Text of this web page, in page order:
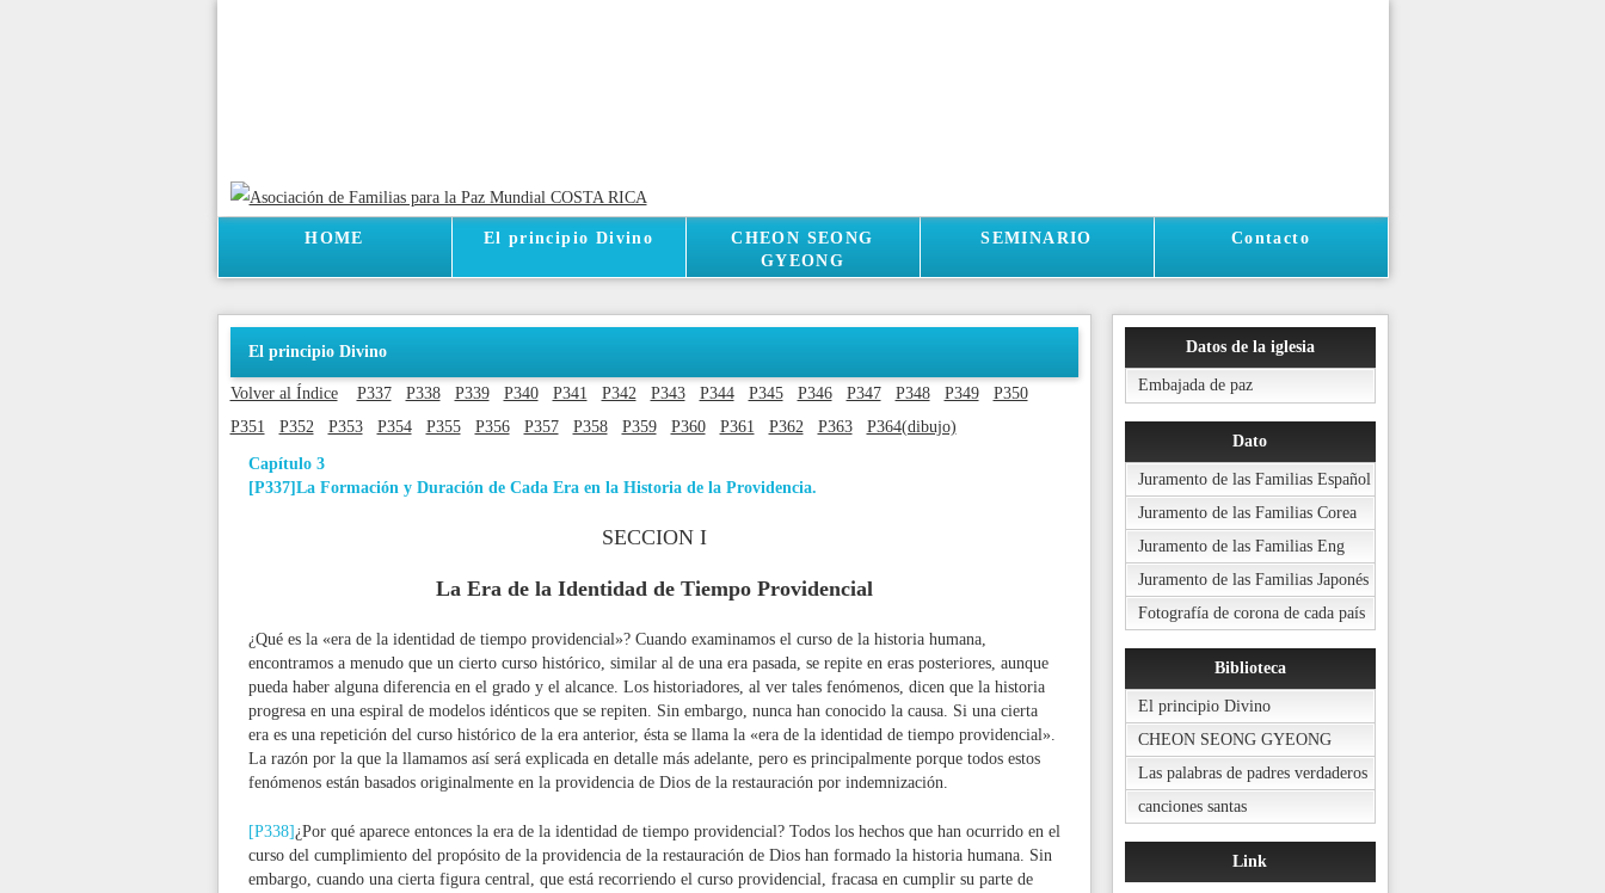
HOME El principio Divino
CHEON SEONG
GYEONG
SEMINARIO Contacto
El principio Divino
Volver al Índice P337 P338 P339 P340 P341 P342 P343 P344 P345 P346 P347 P348 P349
P350
P351
P352 P353 P354 P355 P356 P357 P358 P359 P360 P361 P362 P363 P364(dibujo)
Capítulo 3
[P337] La Formación y Duración de Cada Era en la Historia de la Providencia.
SECCION I
La Era de la Identidad de Tiempo Providencial
¿Qué es la «era de la identidad de tiempo providencial»? Cuando examinamos el curso de la historia humana,
encontramos a menudo que un cierto curso histórico, similar al de una era pasada, se repite en eras posteriores, aunque
pueda haber alguna diferencia en el grado y el alcance. Los historiadores, al ver tales fenómenos, dicen que la historia
progresa en una espiral de modelos idénticos que se repiten. Sin embargo, nunca han conocido la causa. Si una cierta
era es una repetición del curso histórico de la era anterior, ésta se llama la «era de la identidad de tiempo providencial».
La razón por la que la llamamos así será explicada en detalle más adelante, pero es principalmente porque todos estos
fenómenos están basados originalmente en la providencia de Dios de la restauración por indemnización.
[P338]¿Por qué aparece entonces la era de la identidad de tiempo providencial? Todos los hechos que han ocurrido en el
curso del cumplimiento del propósito de la providencia de la restauración de Dios han formado la historia humana. Sin
embargo, cuando una cierta figura central, que está recorriendo el curso providencial, fracasa en cumplir su parte de
Datos de la iglesia
Embajada de paz
Dato
Juramento de las Familias Español
Juramento de las Familias Corea
Juramento de las Familias Eng
Juramento de las Familias Japonés
Fotografía de corona de cada país
Biblioteca
El principio Divino
CHEON SEONG GYEONG
Las palabras de padres verdaderos
canciones santas
Link